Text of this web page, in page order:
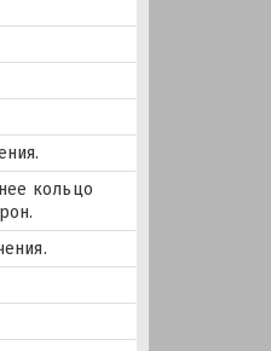
кольцо